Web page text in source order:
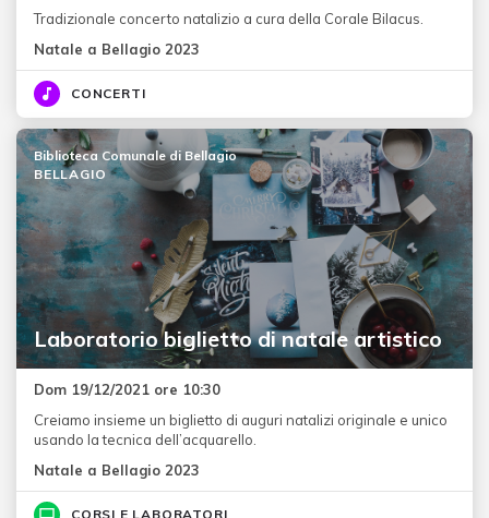
Tradizionale concerto natalizio a cura della Corale Bilacus.
Natale a Bellagio 2023
CONCERTI
Laboratorio biglietto di natale artistico
Biblioteca Comunale di Bellagio
BELLAGIO
Dom 19/12/2021 ore 10:30
Creiamo insieme un biglietto di auguri natalizi originale e unico
usando la tecnica dell’acquarello.
Natale a Bellagio 2023
CORSI E LABORATORI